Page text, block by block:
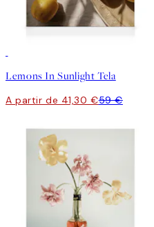
Lemons In Sunlight Tela
A partir de 41,30 €59 €